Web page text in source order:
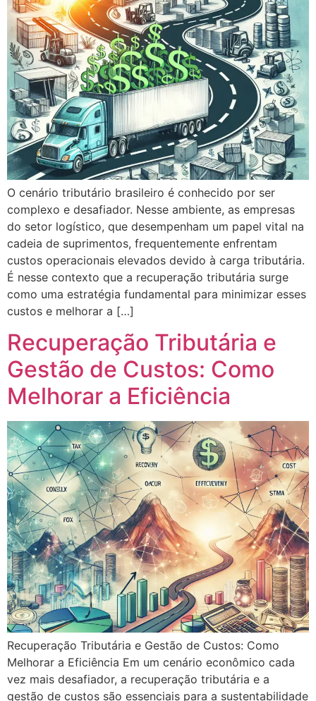
O cenário tributário brasileiro é conhecido por ser
complexo e desafiador. Nesse ambiente, as empresas
do setor logístico, que desempenham um papel vital na
cadeia de suprimentos, frequentemente enfrentam
custos operacionais elevados devido à carga tributária.
É nesse contexto que a recuperação tributária surge
como uma estratégia fundamental para minimizar esses
custos e melhorar a […]
Recuperação Tributária e
Gestão de Custos: Como
Melhorar a Eficiência
Recuperação Tributária e Gestão de Custos: Como
Melhorar a Eficiência Em um cenário econômico cada
vez mais desafiador, a recuperação tributária e a
gestão de custos são essenciais para a sustentabilidade